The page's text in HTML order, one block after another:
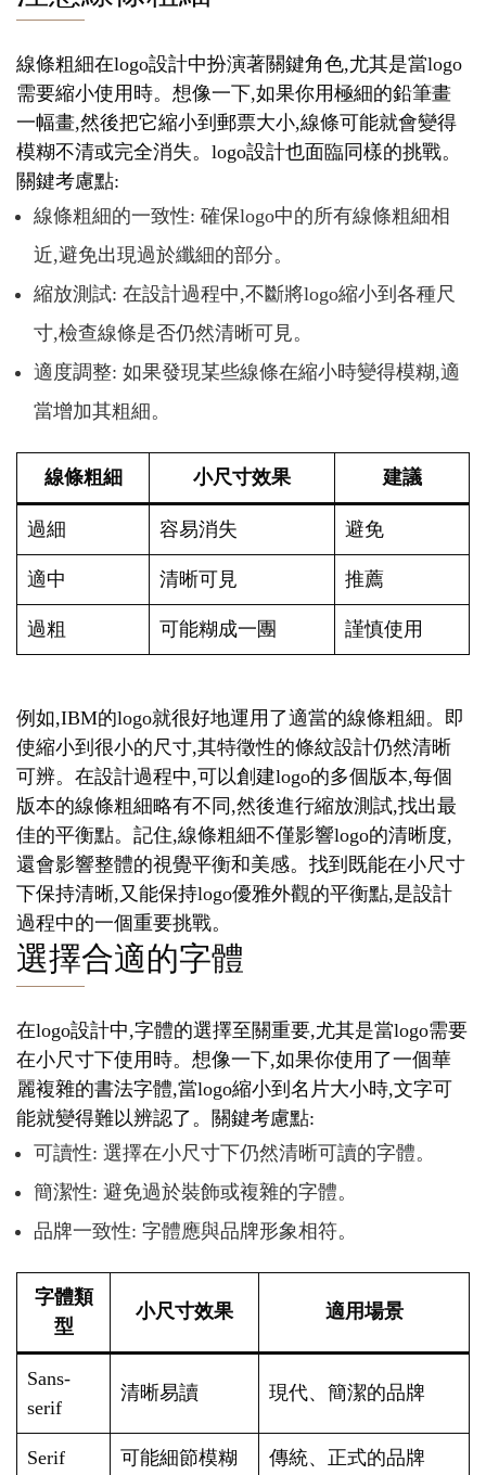
線條粗細在logo設計中扮演著關鍵角色,尤其是當logo
需要縮小使用時。想像一下,如果你用極細的鉛筆畫
一幅畫,然後把它縮小到郵票大小,線條可能就會變得
模糊不清或完全消失。logo設計也面臨同樣的挑戰。
關鍵考慮點:
線條粗細的一致性: 確保logo中的所有線條粗細相
近,避免出現過於纖細的部分。
縮放測試: 在設計過程中,不斷將logo縮小到各種尺
寸,檢查線條是否仍然清晰可見。
適度調整: 如果發現某些線條在縮小時變得模糊,適
當增加其粗細。
線條粗細 小尺寸效果 建議
過細 容易消失 避免
適中 清晰可見 推薦
過粗 可能糊成一團 謹慎使用
例如,IBM的logo就很好地運用了適當的線條粗細。即
使縮小到很小的尺寸,其特徵性的條紋設計仍然清晰
可辨。在設計過程中,可以創建logo的多個版本,每個
版本的線條粗細略有不同,然後進行縮放測試,找出最
佳的平衡點。記住,線條粗細不僅影響logo的清晰度,
還會影響整體的視覺平衡和美感。找到既能在小尺寸
下保持清晰,又能保持logo優雅外觀的平衡點,是設計
過程中的一個重要挑戰。
選擇合適的字體
在logo設計中,字體的選擇至關重要,尤其是當logo需要
在小尺寸下使用時。想像一下,如果你使用了一個華
麗複雜的書法字體,當logo縮小到名片大小時,文字可
能就變得難以辨認了。關鍵考慮點:
可讀性: 選擇在小尺寸下仍然清晰可讀的字體。
簡潔性: 避免過於裝飾或複雜的字體。
品牌一致性: 字體應與品牌形象相符。
字體類
型
小尺寸效果 適用場景
Sans-
serif
清晰易讀 現代、簡潔的品牌
Serif 可能細節模糊 傳統、正式的品牌